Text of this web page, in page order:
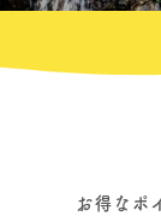
お得なポ